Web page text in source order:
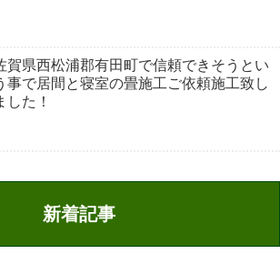
賀県西松浦郡有田町で信頼できそうとい
事で居間と寝室の畳施工ご依頼施工致し
した！
新着記事